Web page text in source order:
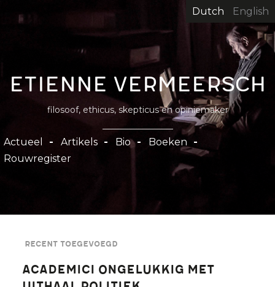
inhoud
gaan
Dutch English
Etienne Vermeersch
filosoof, ethicus, skepticus en opiniemaker
Hoofdnavigatie
Actueel Artikels Bio
Boeken
Rouwregister
Recent toegevoegd
Academici ongelukkig met